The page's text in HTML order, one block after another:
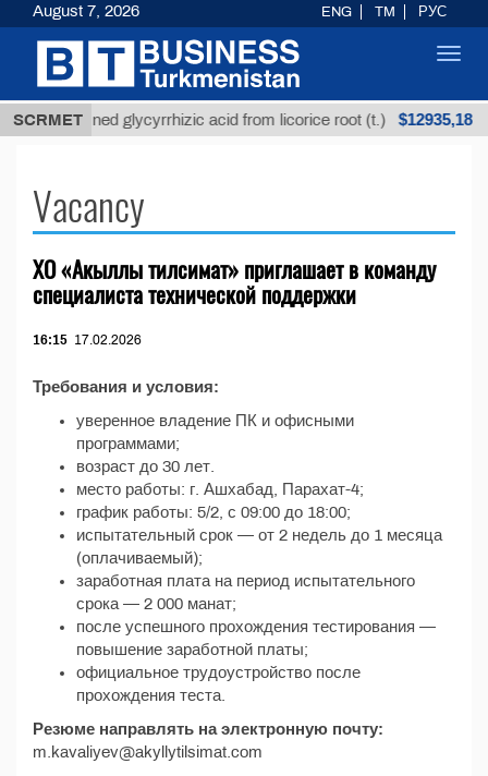
SCRMET
Unrefined glycyrrhizic acid from licorice root (t.) $12935,18
Vacancy
ХО «Акыллы тилсимат» приглашает в команду
специалиста технической поддержки
16:15 17.02.2026
Требования и условия:
уверенное владение ПК и офисными
программами;
возраст до 30 лет.
место работы: г. Ашхабад, Парахат-4;
график работы: 5/2, с 09:00 до 18:00;
испытательный срок — от 2 недель до 1 месяца
(оплачиваемый);
заработная плата на период испытательного
срока — 2 000 манат;
после успешного прохождения тестирования —
повышение заработной платы;
официальное трудоустройство после
прохождения теста.
Резюме направлять на электронную почту:
m.kavaliyev@akyllytilsimat.com
August 7, 2026 ENG TM РУС